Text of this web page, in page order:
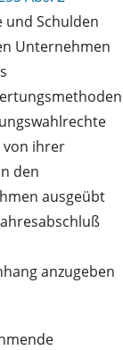
Schulden
Unternehmen
von ihrer
den
ausgeübt
anzugeben